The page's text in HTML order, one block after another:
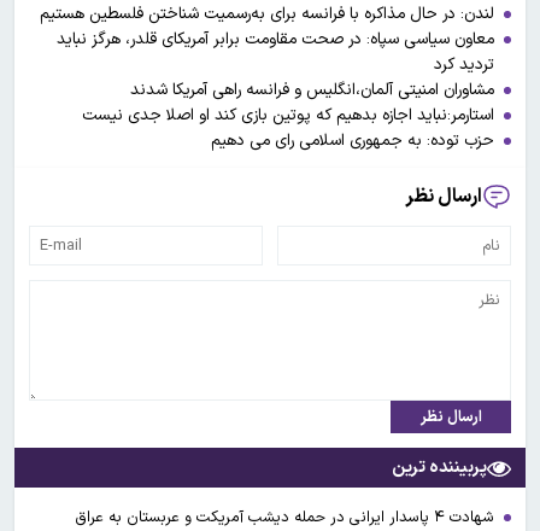
لندن: در حال مذاکره با فرانسه برای به‌رسمیت شناختن فلسطین هستیم
معاون سیاسی سپاه: در صحت مقاومت برابر آمریکای قلدر، هرگز نباید
تردید کرد
مشاوران امنیتی آلمان،انگلیس و فرانسه راهی آمریکا شدند
استارمر:نباید اجازه بدهیم که پوتین بازی کند او اصلا جدی نیست
حزب توده: به جمهوری اسلامی رای می دهیم
ارسال نظر
ارسال نظر
پربیننده ترین
شهادت ۴ پاسدار ایرانی در حمله دیشب آمریکت و عربستان به عراق